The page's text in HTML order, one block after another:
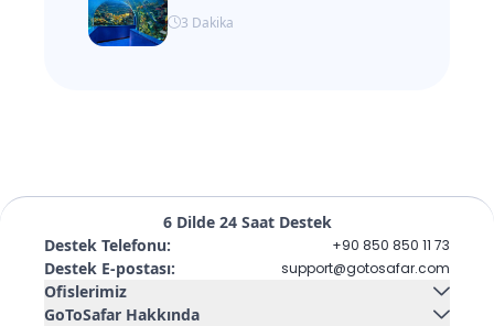
3 Dakika
6 Dilde 24 Saat Destek
Destek Telefonu: +90 850 850 11 73
Destek E-postası: support@gotosafar.com
Ofislerimiz
GoToSafar Hakkında